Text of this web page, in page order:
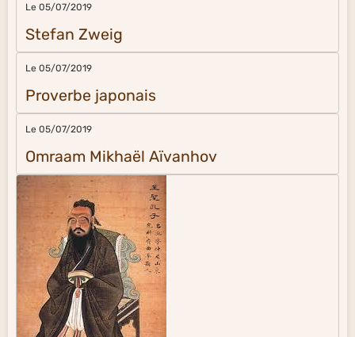
Le 05/07/2019
Stefan Zweig
Le 05/07/2019
Proverbe japonais
Le 05/07/2019
Omraam Mikhaël Aïvanhov